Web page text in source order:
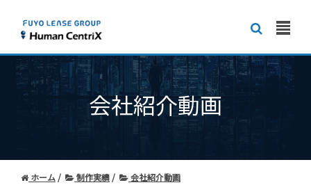
会社紹介動画
ホーム 制作実績 会社紹介動画